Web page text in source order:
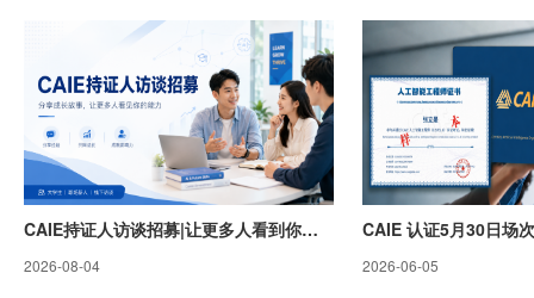
CAIE持证人访谈招募|让更多人看到你的能力
2026-08-04 2026-06-05